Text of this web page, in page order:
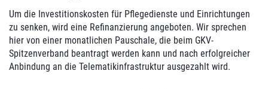
Um die Investitionskosten für Pflegedienste und Einrichtungen
zu senken, wird eine Refinanzierung angeboten. Wir sprechen
hier von einer monatlichen Pauschale, die beim GKV-
Spitzenverband beantragt werden kann und nach erfolgreicher
Anbindung an die Telematikinfrastruktur ausgezahlt wird.